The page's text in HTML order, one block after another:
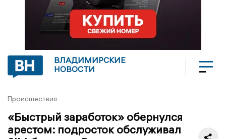
ВЛАДИМИРСКИЕ
НОВОСТИ
Происшествия
«Быстрый заработок» обернулся
арестом: подросток обслуживал